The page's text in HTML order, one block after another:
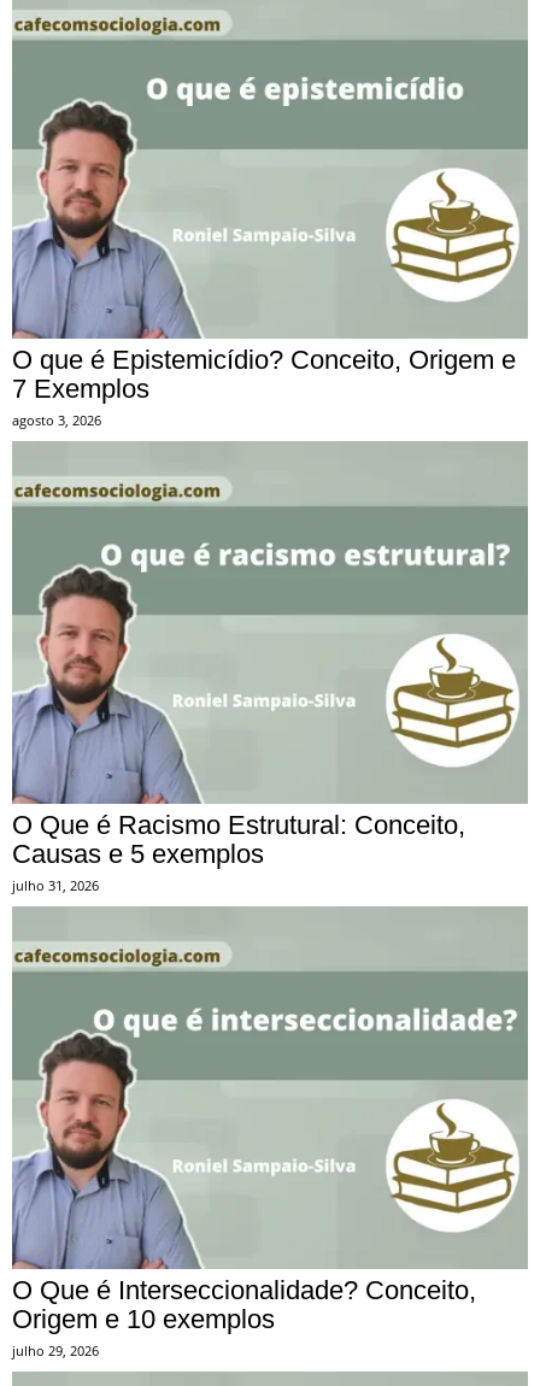
O que é Epistemicídio? Conceito, Origem e
7 Exemplos
agosto 3, 2026
O Que é Racismo Estrutural: Conceito,
Causas e 5 exemplos
julho 31, 2026
O Que é Interseccionalidade? Conceito,
Origem e 10 exemplos
julho 29, 2026